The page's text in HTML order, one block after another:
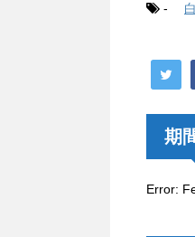
-
期
Error: